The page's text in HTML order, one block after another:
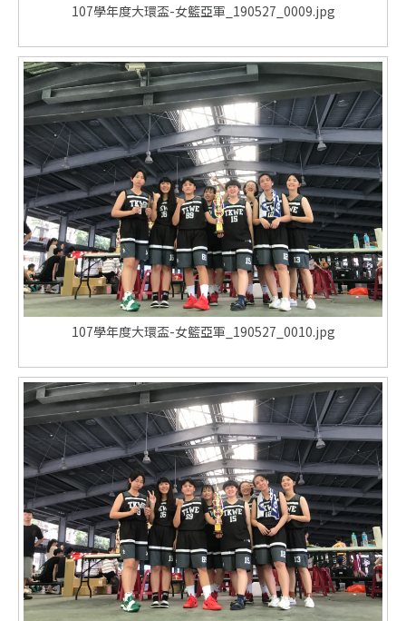
107學年度大環盃-女籃亞軍_190527_0009.jpg
107學年度大環盃-女籃亞軍_190527_0010.jpg